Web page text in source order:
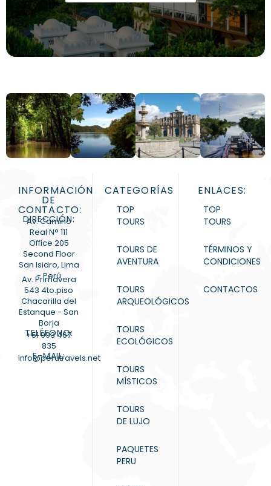
INFORMACIÓN
DE
CONTACTO:
DIRECCIÓN:
Av. Camino
Real N° 111
Office 205
Second Floor
San Isidro, Lima
- Perú
Av. Primavera
543 4to.piso
Chacarilla del
Estanque - San
Borja
TELÉFONO:
+51 993 467
835
E-MAIL:
info@perutravels.net
CATEGORÍAS
TOP
TOURS
TOURS DE
AVENTURA
TOURS
ARQUEOLÓGICOS
TOURS
ECOLÓGICOS
TOURS
MÍSTICOS
TOURS
DE LUJO
PAQUETES
PERU
ENLACES:
TOP
TOURS
TÉRMINOS Y
CONDICIONES
CONTACTOS